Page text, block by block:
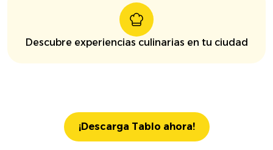
Descubre experiencias culinarias en tu ciudad
¡Descarga Tablo ahora!